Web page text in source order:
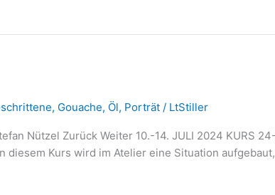
, Gouache, Öl, Porträt / LtStiller
Nützel Zurück Weiter 10.-14. JULI 2024 KURS
In diesem Kurs wird im Atelier eine Situation